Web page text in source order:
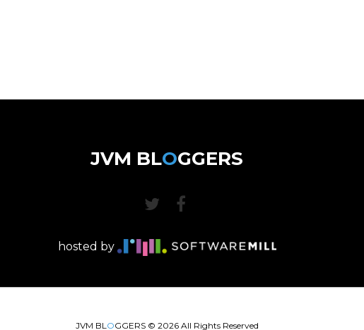
JVM BLOGGERS
hosted by
JVM BLOGGERS © 2026All Rights Reserved